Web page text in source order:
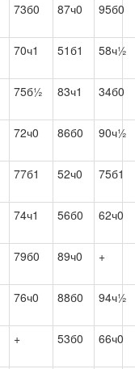
73б0 87ч0 95б0
70ч1 51б1 58ч½
75б½ 83ч1 34б0
72ч0 86б0 90ч½
77б1 52ч0 75б1
74ч1 56б0 62ч0
79б0 89ч0 +
76ч0 88б0 94ч½
+ 53б0 66ч0